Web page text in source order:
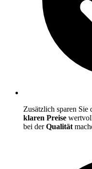
Zusätzlich sparen Sie
klaren Preise
bei derQualität